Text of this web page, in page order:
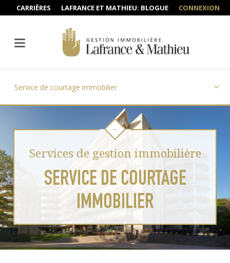
CARRIÈRES LAFRANCE ET MATHIEU: BLOGUE CONNEXION
Service de courtage immobilier
Services de gestion immobilière
SERVICE DE COURTAGE
IMMOBILIER